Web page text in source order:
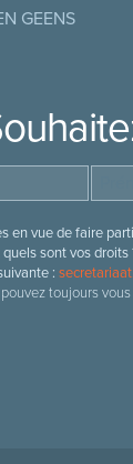
GEENS
en vue de faire
sont vos
:
toujours